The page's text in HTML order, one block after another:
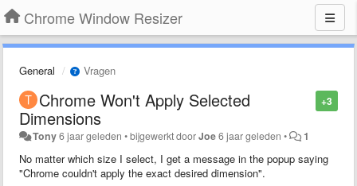
Chrome Window Resizer
General Vragen
+3
Chrome Won't Apply Selected
Dimensions
Tony6 jaar geleden •bijgewerkt doorJoe6 jaar geleden • 1
No matter which size I select, I get a message in the popup saying
"Chrome couldn't apply the exact desired dimension".